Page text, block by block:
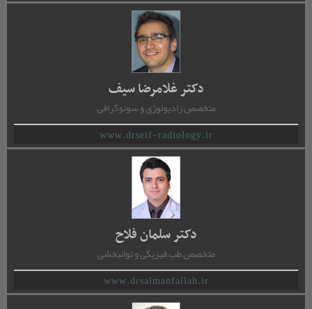
دکتر غلامرضا سیف
متخصص رادیولوژی و سونوگرافی
www.drseif-radiology.ir
دکتر سلمان فلاح
متخصص طب فیزیکی و توانبخشی
www.drsalmanfallah.ir